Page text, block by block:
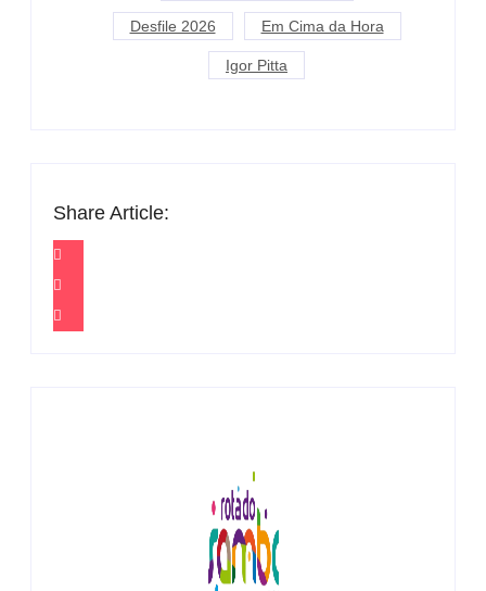
Desfile 2026 Em Cima da Hora
Igor Pitta
Share Article: